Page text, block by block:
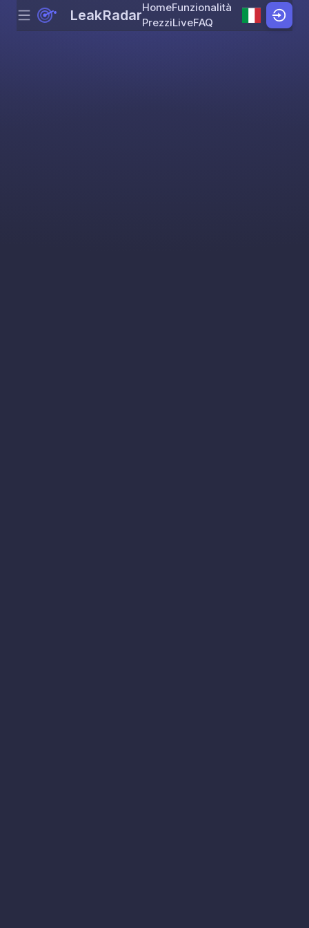
Skip to content
Menu LeakRadarHomeFunzionalità
PrezziLiveFAQ